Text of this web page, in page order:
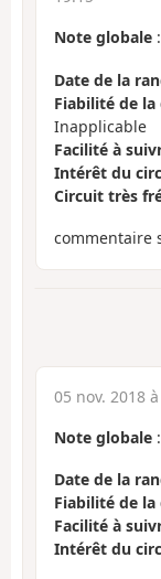
Note globale :
Date de la
Fiabilité de
Inapplicable
Facilité à
Intérêt du
Circuit très
commentaire
05 nov. 2018
Note globale :
Date de la
Fiabilité de
Facilité à
Intérêt du